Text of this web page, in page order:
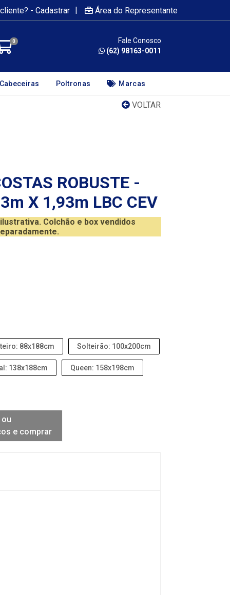
- Cadastrar | Área do Representante
0
Fale Conosco
(62) 98163-0011
Cabeceiras Poltronas Marcas
VOLTAR
ROBUSTE -
X 1,93m LBC CEV
Colchão e box vendidos
88x188cm Solteirão: 100x200cm
138x188cm Queen: 158x198cm
e comprar